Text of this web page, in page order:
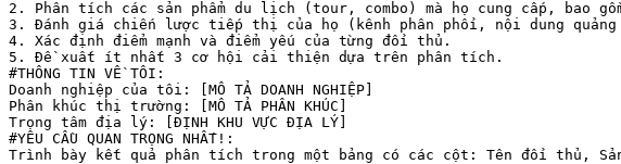
2. Phân tích các sản phẩm du lịch (tour, combo) mà họ cung cấp, bao
3. Đánh giá chiến lược tiếp thị của họ (kênh phân phối, nội dung
4. Xác định điểm mạnh và điểm yếu của từng đối thủ.
5. Đề xuất ít nhất 3 cơ hội cải thiện dựa trên phân tích.
#THÔNG TIN VỀ TÔI:
Doanh nghiệp của tôi: [MÔ TẢ DOANH NGHIỆP]
Phân khúc thị trường: [MÔ TẢ PHÂN KHÚC]
Trọng tâm địa lý: [ĐỊNH KHU VỰC ĐỊA LÝ]
#YÊU CẦU QUAN TRỌNG NHẤT!:
Trình bày kết quả phân tích trong một bảng có các cột: Tên đối thủ,